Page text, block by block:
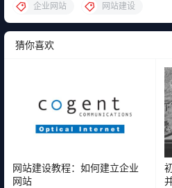
企业网站 网站建设
猜你喜欢
网站建设教程：如何建立企业
网站